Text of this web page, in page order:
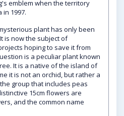
emblem when the territory
1997.
plant has only been
is now the subject of
hoping to save it from
is a peculiar plant known
It is a native of the island of
it is not an orchid, but rather a
group that includes peas
15cm flowers are
and the common name